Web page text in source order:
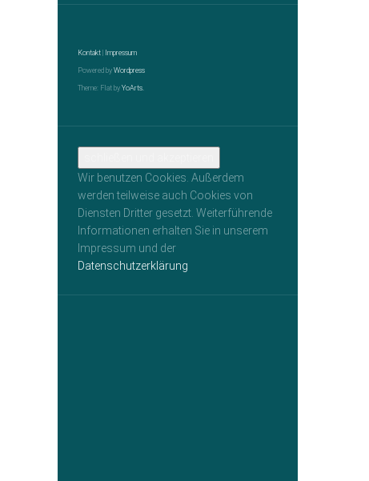
Kontakt Impressum
Powered by Wordpress
Theme: Flat by YoArts.
Wir benutzen Cookies. Außerdem
werden teilweise auch Cookies von
Diensten Dritter gesetzt. Weiterführende
Informationen erhalten Sie in unserem
Impressum und der
Datenschutzerklärung